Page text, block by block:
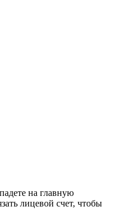
на главную
лицевой счет, чтобы